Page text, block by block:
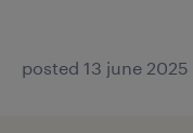
posted 13 june 2025